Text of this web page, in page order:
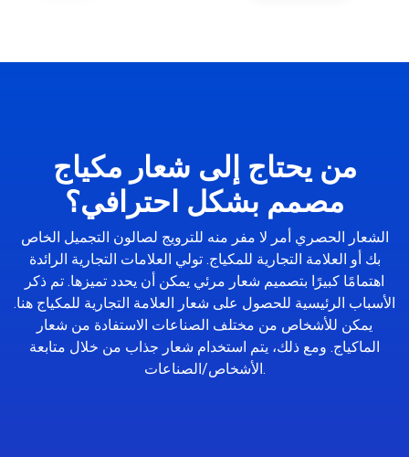
من يحتاج إلى شعار مكياج
مصمم بشكل احترافي؟
الشعار الحصري أمر لا مفر منه للترويج لصالون التجميل الخاص
بك أو العلامة التجارية للمكياج. تولي العلامات التجارية الرائدة
اهتمامًا كبيرًا بتصميم شعار مرئي يمكن أن يحدد تميزها. تم ذكر
الأسباب الرئيسية للحصول على شعار العلامة التجارية للمكياج هنا.
يمكن للأشخاص من مختلف الصناعات الاستفادة من شعار
الماكياج. ومع ذلك، يتم استخدام شعار جذاب من خلال متابعة
الأشخاص/الصناعات.